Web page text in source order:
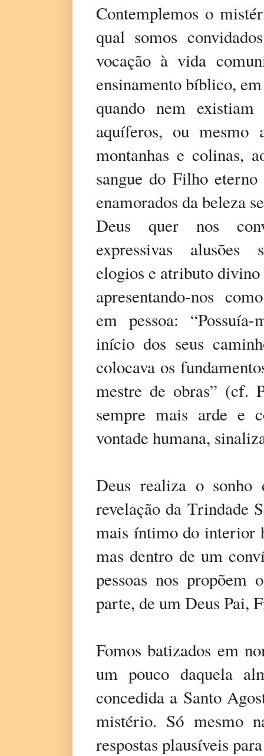
Contemplemos o
qual somos
vocação à vida
ensinamento bíblico,
quando nem
aquíferos, ou mesmo
montanhas e colinas,
sangue do Filho
enamorados da beleza
Deus quer nos
expressivas alusões
elogios e atributo divino
apresentando-nos
em pessoa:
início dos seus
colocava os
mestre de obras” (cf.
sempre mais arde e
vontade humana,
Deus realiza o sonho
revelação da Trindade
mais íntimo do interior
mas dentro de um
pessoas nos propõem
parte, de um Deus Pai,
Fomos batizados em
um pouco daquela
concedida a Santo
mistério. Só mesmo
respostas plausíveis